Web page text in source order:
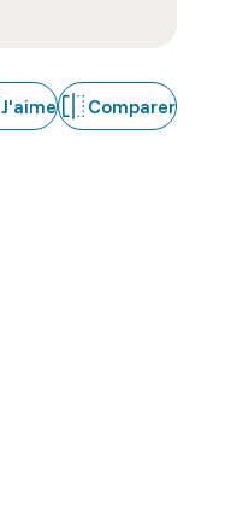
J'aime Comparer